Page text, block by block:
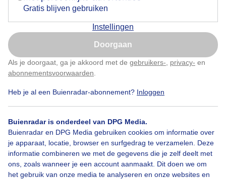
Gratis blijven gebruiken
Instellingen
Doorgaan
Als je doorgaat, ga je akkoord met de gebruikers- privacy- en
abonnementsvoorwaarden
Heb je al een Buienradar-abonnement? Inloggen
Buienradar is onderdeel van DPG Media.
Buienradar en DPG Media gebruiken cookies om informatie over
je apparaat, locatie, browser en surfgedrag te verzamelen. Deze
informatie combineren we met de gegevens die je zelf deelt met
ons, zoals wanneer je een account aanmaakt. Dit doen we om
het gebruik van onze media te analyseren en onze websites en
Zomer
Over Buienradar
Bedrijfsgegevens
Veelgestelde vragen
Contact
Toegankelijkheid
Nu niet, misschien later
Klik hierom dit aan te passen